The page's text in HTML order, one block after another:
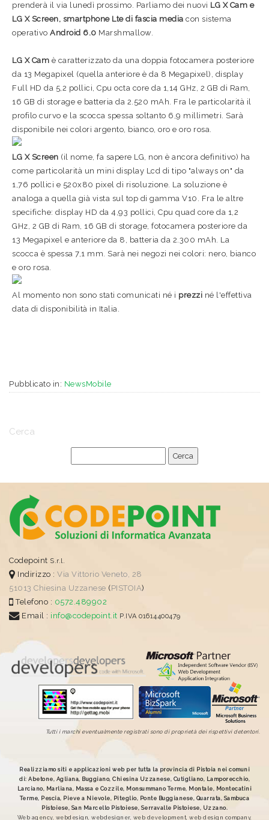
prenderà il via lunedì prossimo. Parliamo dei nuovi LG X Cam e
LG X Screen, smartphone Lte di fascia media con sistema
operativo Android 6.0 Marshmallow.
LG X Cam è caratterizzato da una doppia fotocamera posteriore
da 13 Megapixel (quella anteriore è da 8 Megapixel), display
Full HD da 5,2 pollici, Cpu octa core da 1,14 GHz, 2 GB di Ram,
16 GB di storage e batteria da 2.520 mAh. Fra le particolarità il
profilo curvo e la scocca spessa soltanto 6,9 millimetri. Sarà
disponibile nei colori argento, bianco, oro e oro rosa.
LG X Screen (il nome, fa sapere LG, non è ancora definitivo) ha
come particolarità un mini display Lcd di tipo "always on" da
1,76 pollici e 520x80 pixel di risoluzione. La soluzione è
analoga a quella già vista sul top di gamma V10. Fra le altre
specifiche: display HD da 4,93 pollici, Cpu quad core da 1,2
GHz, 2 GB di Ram, 16 GB di storage, fotocamera posteriore da
13 Megapixel e anteriore da 8, batteria da 2.300 mAh. La
scocca è spessa 7,1 mm. Sarà nei negozi nei colori: nero, bianco
e oro rosa.
Al momento non sono stati comunicati né i prezzi né l'effettiva
data di disponibilità in Italia.
Pubblicato in: NewsMobile
Cerca
Codepoint S.r.l.
Indirizzo : Via Vittorio Veneto, 28
51013 Chiesina Uzzanese (PISTOIA)
Telefono : 0572.489902
Email : info@codepoint.it P.IVA 01614400479
Tutti i marchi eventualmente registrati sono di proprietà dei rispettivi detentori.
Realizziamo siti e applicazioni web per tutta la provincia di Pistoia nei comuni
di: Abetone, Agliana, Buggiano, Chiesina Uzzanese, Cutigliano, Lamporecchio,
Larciano, Marliana, Massa e Cozzile, Monsummano Terme, Montale, Montecatini
Terme, Pescia, Pieve a Nievole, Piteglio, Ponte Buggianese, Quarrata, Sambuca
Pistoiese, San Marcello Pistoiese, Serravalle Pistoiese, Uzzano.
Web agency, webdesign, webdesigner, web development, web design company,